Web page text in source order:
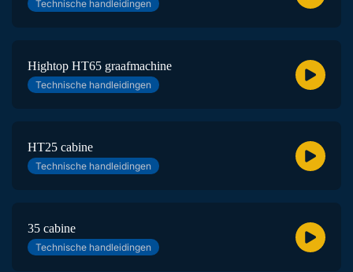
Technische handleidingen
Hightop HT65 graafmachine
Technische handleidingen
HT25 cabine
Technische handleidingen
35 cabine
Technische handleidingen